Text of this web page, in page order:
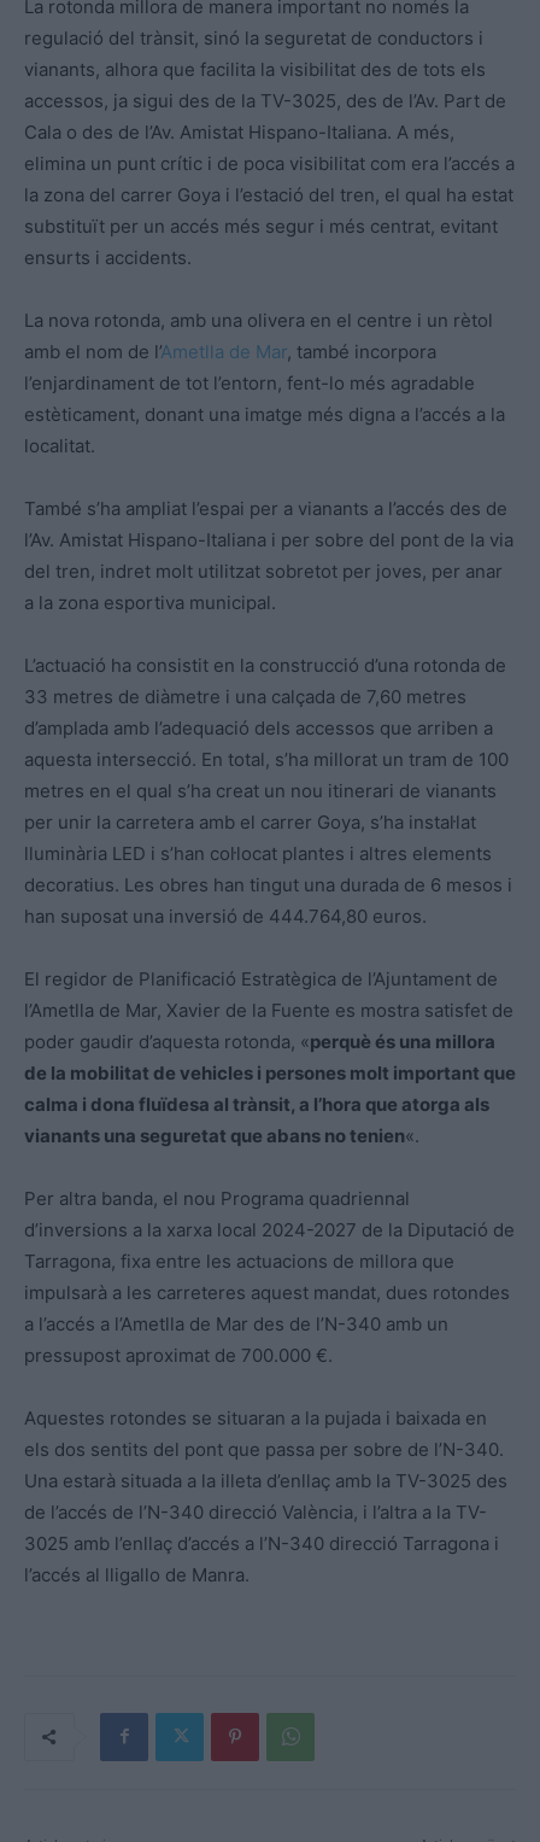
La rotonda millora de manera important no només la
regulació del trànsit, sinó la seguretat de conductors i
vianants, alhora que facilita la visibilitat des de tots els
accessos, ja sigui des de la TV-3025, des de l’Av. Part de
Cala o des de l’Av. Amistat Hispano-Italiana. A més,
elimina un punt crític i de poca visibilitat com era l’accés a
la zona del carrer Goya i l’estació del tren, el qual ha estat
substituït per un accés més segur i més centrat, evitant
ensurts i accidents.
La nova rotonda, amb una olivera en el centre i un rètol
amb el nom de l’Ametlla de Mar, també incorpora
l’enjardinament de tot l’entorn, fent-lo més agradable
estèticament, donant una imatge més digna a l’accés a la
localitat.
També s’ha ampliat l’espai per a vianants a l’accés des de
l’Av. Amistat Hispano-Italiana i per sobre del pont de la via
del tren, indret molt utilitzat sobretot per joves, per anar
a la zona esportiva municipal.
L’actuació ha consistit en la construcció d’una rotonda de
33 metres de diàmetre i una calçada de 7,60 metres
d’amplada amb l’adequació dels accessos que arriben a
aquesta intersecció. En total, s’ha millorat un tram de 100
metres en el qual s’ha creat un nou itinerari de vianants
per unir la carretera amb el carrer Goya, s’ha instal·lat
lluminària LED i s’han col·locat plantes i altres elements
decoratius. Les obres han tingut una durada de 6 mesos i
han suposat una inversió de 444.764,80 euros.
El regidor de Planificació Estratègica de l’Ajuntament de
l’Ametlla de Mar, Xavier de la Fuente es mostra satisfet de
poder gaudir d’aquesta rotonda, «perquè és una millora
de la mobilitat de vehicles i persones molt important que
calma i dona fluïdesa al trànsit, a l’hora que atorga als
vianants una seguretat que abans no tenien«.
Per altra banda, el nou Programa quadriennal
d’inversions a la xarxa local 2024-2027 de la Diputació de
Tarragona, fixa entre les actuacions de millora que
impulsarà a les carreteres aquest mandat, dues rotondes
a l’accés a l’Ametlla de Mar des de l’N-340 amb un
pressupost aproximat de 700.000 €.
Aquestes rotondes se situaran a la pujada i baixada en
els dos sentits del pont que passa per sobre de l’N-340.
Una estarà situada a la illeta d’enllaç amb la TV-3025 des
de l’accés de l’N-340 direcció València, i l’altra a la TV-
3025 amb l’enllaç d’accés a l’N-340 direcció Tarragona i
l’accés al lligallo de Manra.